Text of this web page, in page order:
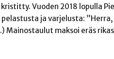
Vuoden 2018 lopulla
ja varjelusta:
Mainostaulut maksoi eräs